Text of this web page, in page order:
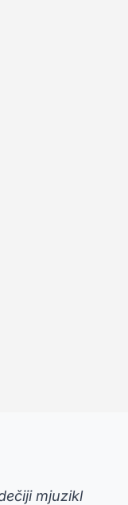
mjuzikl